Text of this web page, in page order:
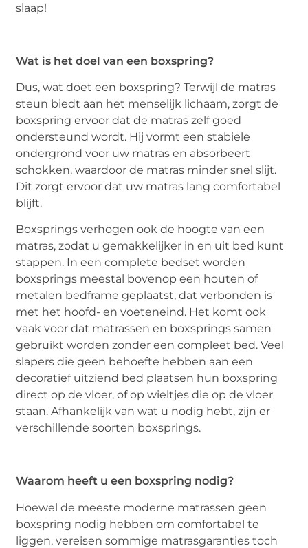
slaap!
Wat is het doel van een boxspring?
Dus, wat doet een boxspring? Terwijl de matras
steun biedt aan het menselijk lichaam, zorgt de
boxspring ervoor dat de matras zelf goed
ondersteund wordt. Hij vormt een stabiele
ondergrond voor uw matras en absorbeert
schokken, waardoor de matras minder snel slijt.
Dit zorgt ervoor dat uw matras lang comfortabel
blijft.
Boxsprings verhogen ook de hoogte van een
matras, zodat u gemakkelijker in en uit bed kunt
stappen. In een complete bedset worden
boxsprings meestal bovenop een houten of
metalen bedframe geplaatst, dat verbonden is
met het hoofd- en voeteneind. Het komt ook
vaak voor dat matrassen en boxsprings samen
gebruikt worden zonder een compleet bed. Veel
slapers die geen behoefte hebben aan een
decoratief uitziend bed plaatsen hun boxspring
direct op de vloer, of op wieltjes die op de vloer
staan. Afhankelijk van wat u nodig hebt, zijn er
verschillende soorten boxsprings.
Waarom heeft u een boxspring nodig?
Hoewel de meeste moderne matrassen geen
boxspring nodig hebben om comfortabel te
liggen, vereisen sommige matrasgaranties toch